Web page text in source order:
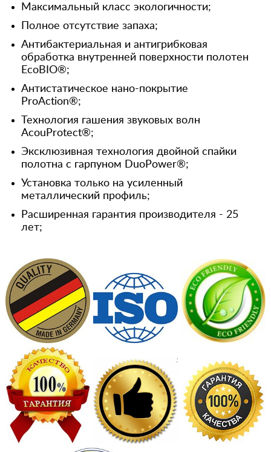
Максимальный класс экологичности;
Полное отсутствие запаха;
Антибактериальная и антигрибковая
обработка внутренней поверхности полотен
EcoBIO®;
Антистатическое нано-покрытие
ProAction®;
Технология гашения звуковых волн
AcouProtect®;
Эксклюзивная технология двойной спайки
полотна с гарпуном DuoPower®;
Установка только на усиленный
металлический профиль;
Расширенная гарантия производителя - 25
лет;